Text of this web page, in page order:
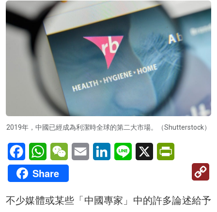
2019年，中國已經成為利潔時全球的第二大市場。（Shutterstock）
FacebookWhatsAppWeChatEmail LinkedInLine X
Share
不少媒體或某些「中國專家」中的許多論述給予